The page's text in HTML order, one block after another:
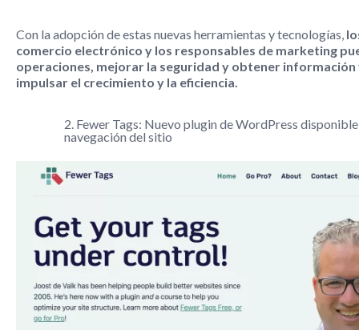
Con la adopción de estas nuevas herramientas y tecnologías,
comercio electrónico y los responsables de marketing
operaciones, mejorar la seguridad y obtener información
impulsar el crecimiento y la eficiencia.
2. Fewer Tags: Nuevo plugin de WordPress
navegación del sitio